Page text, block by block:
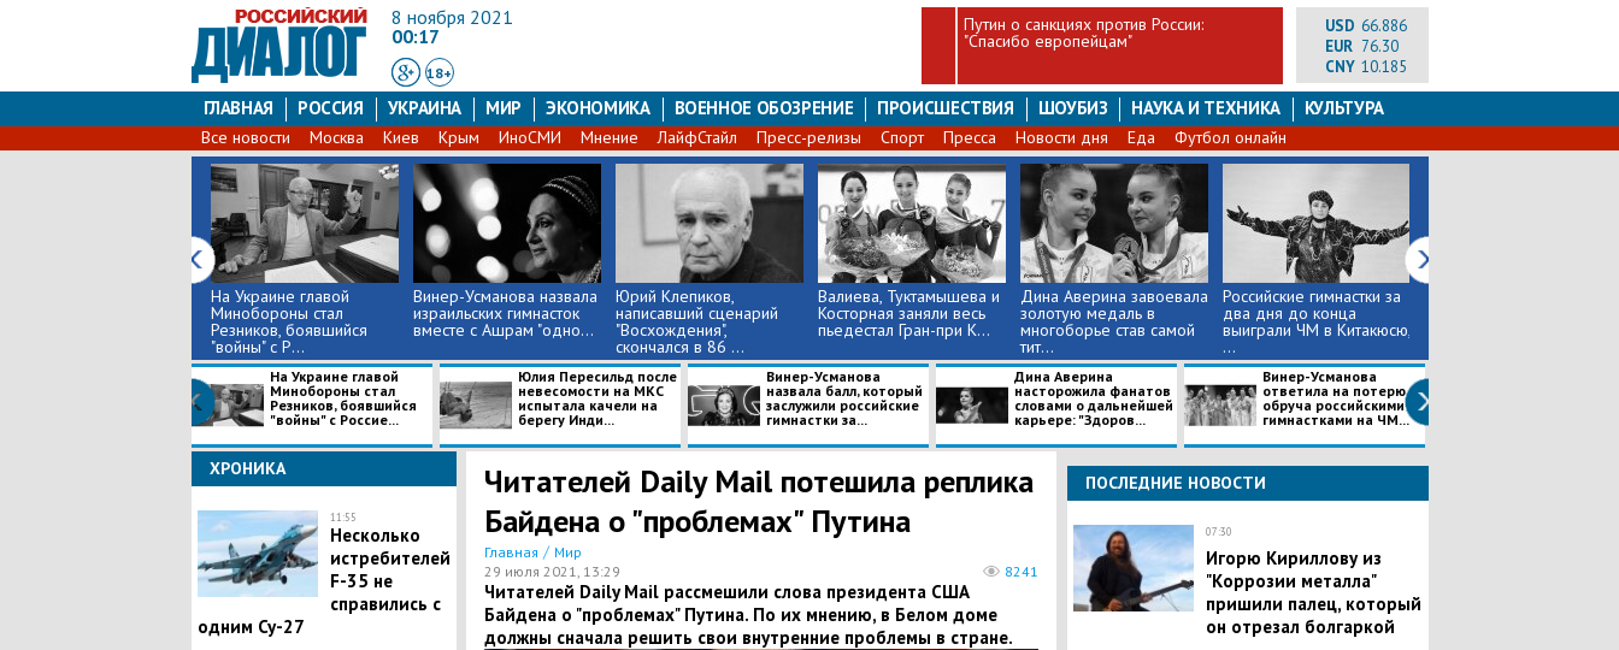
8 ноября 2021
00:17
18+
Путин о санкциях против России:
"Спасибо европейцам"
USD 66.886
EUR 76.30
CNY 10.185
ГЛАВНАЯ РОССИЯ УКРАИНА МИР ЭКОНОМИКА ВОЕННОЕ ОБОЗРЕНИЕ ПРОИСШЕСТВИЯ ШОУБИЗ НАУКА И ТЕХНИКА КУЛЬТУРА
Все новости Москва Киев Крым ИноСМИ Мнение ЛайфСтайл Пресс-релизы Спорт Пресса Новости дня Еда Футбол онлайн
На Украине главой
Минобороны стал
Резников, боявшийся
"войны" с Р...
Винер-Усманова назвала
израильских гимнасток
вместе с Ашрам "одно...
Юрий Клепиков,
написавший сценарий
"Восхождения",
скончался в 86 ...
Валиева, Туктамышева и
Косторная заняли весь
пьедестал Гран-при К...
Дина Аверина завоевала
золотую медаль в
многоборье став самой
тит...
Российские гимнастки за
два дня до конца
выиграли ЧМ в Китакюсю,
...
На Украине главой
Минобороны стал
Резников, боявшийся
"войны" с Россие...
Юлия Пересильд после
невесомости на МКС
испытала качели на
берегу Инди...
Винер-Усманова
назвала балл, который
заслужили российские
гимнастки за...
Дина Аверина
насторожила фанатов
словами о дальнейшей
карьере: "Здоров...
Винер-Усманова
ответила на потерю
обруча российскими
гимнастками на ЧМ...
ХРОНИКА
11:55
Несколько
истребителей
F-35 не
справились с
одним Су-27
Читателей Daily Mail потешила реплика
Байдена о "проблемах" Путина
Главная / Мир
29 июля 2021, 13:29
8241
Читателей Daily Mail рассмешили слова президента США
Байдена о "проблемах" Путина. По их мнению, в Белом доме
должны сначала решить свои внутренние проблемы в стране.
ПОСЛЕДНИЕ НОВОСТИ
07:30
Игорю Кириллову из
"Коррозии металла"
пришили палец, который
он отрезал болгаркой